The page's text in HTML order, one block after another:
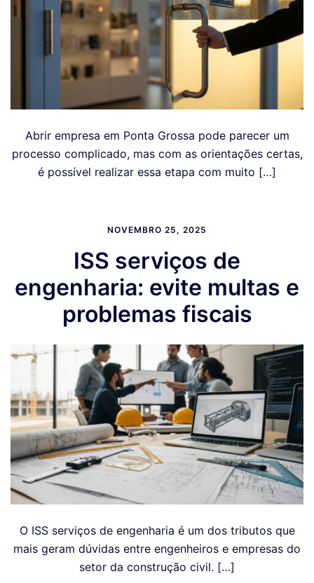
Abrir empresa em Ponta Grossa pode parecer um
processo complicado, mas com as orientações certas,
é possível realizar essa etapa com muito […]
NOVEMBRO 25, 2025
ISS serviços de
engenharia: evite multas e
problemas fiscais
O ISS serviços de engenharia é um dos tributos que
mais geram dúvidas entre engenheiros e empresas do
setor da construção civil. […]